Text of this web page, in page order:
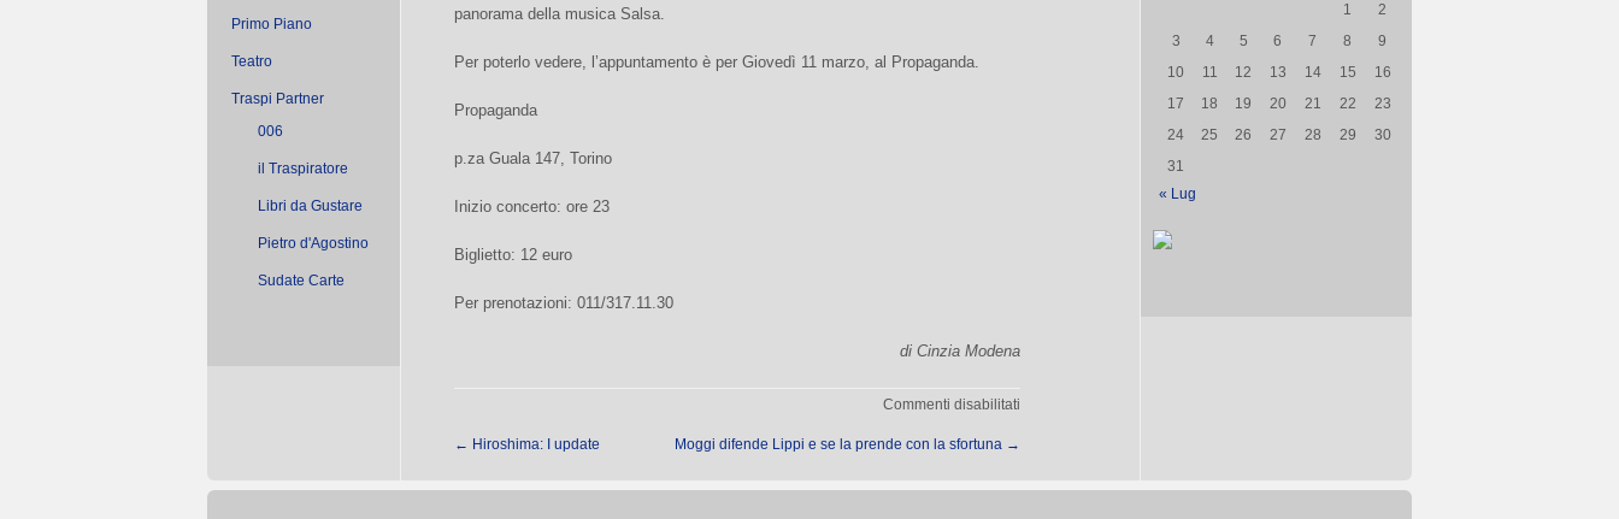
Primo Piano
Teatro
Traspi Partner
006
il Traspiratore
Libri da Gustare
Pietro d'Agostino
Sudate Carte
panorama della musica Salsa.
Per poterlo vedere, l’appuntamento è per Giovedì 11 marzo, al Propaganda.
Propaganda
p.za Guala 147, Torino
Inizio concerto: ore 23
Biglietto: 12 euro
Per prenotazioni: 011/317.11.30
di Cinzia Modena
Commenti disabilitati
← Hiroshima: I update Moggi difende Lippi e se la prende con la sfortuna →
1
2
3
4 5 6 7 8
9
10
11 12 13 14 15
16
17
18 19 20 21 22
23
24
25 26 27 28 29
30
31
« Lug